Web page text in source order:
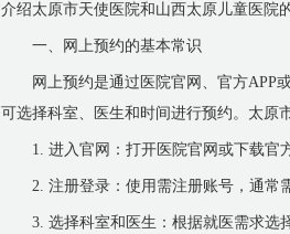
介绍太原市天使医院和山西太原儿童医院
一、网上预约的基本常识
网上预约是通过医院官网、官方APP
可选择科室、医生和时间进行预约。太原
1. 进入官网：打开医院官网或下载官
2. 注册登录：使用需注册账号，通常
3. 选择科室和医生：根据就医需求选